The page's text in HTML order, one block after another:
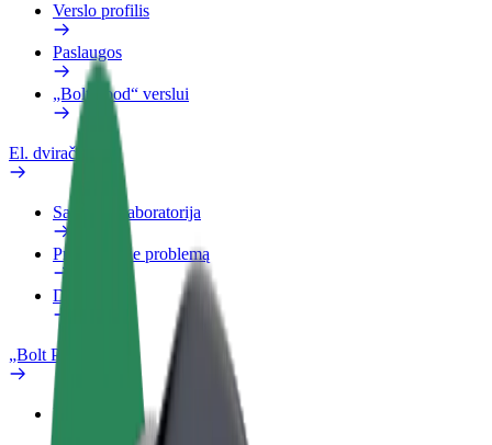
Verslo profilis
Paslaugos
„Bolt Food“ verslui
El. dviračiai
Saugumo laboratorija
Pranešti apie problemą
DUK
„Bolt Plus“
Privalumai